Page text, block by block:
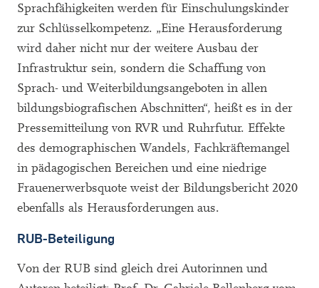
Sprachfähigkeiten werden für Einschulungskinder
zur Schlüsselkompetenz. „Eine Herausforderung
wird daher nicht nur der weitere Ausbau der
Infrastruktur sein, sondern die Schaffung von
Sprach- und Weiterbildungsangeboten in allen
bildungsbiografischen Abschnitten“, heißt es in der
Pressemitteilung von RVR und Ruhrfutur. Effekte
des demographischen Wandels, Fachkräftemangel
in pädagogischen Bereichen und eine niedrige
Frauenerwerbsquote weist der Bildungsbericht 2020
ebenfalls als Herausforderungen aus.
RUB-Beteiligung
Von der RUB sind gleich drei Autorinnen und